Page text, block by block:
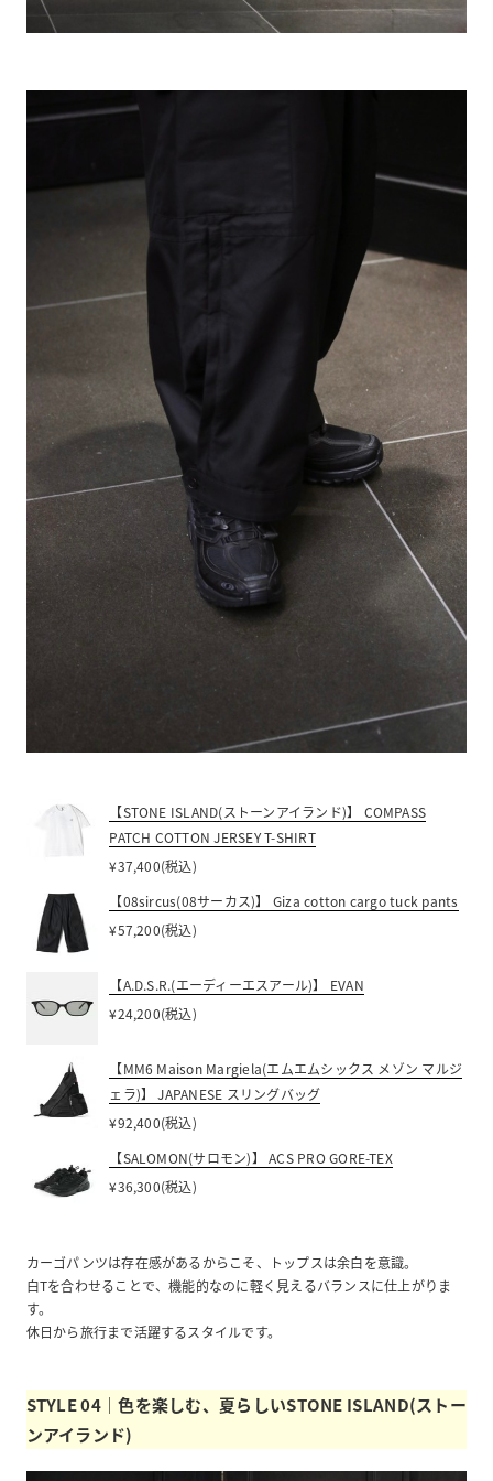
【STONE ISLAND(ストーンアイランド)】 COMPASS
PATCH COTTON JERSEY T-SHIRT
¥37,400(税込)
【08sircus(08サーカス)】 Giza cotton cargo tuck pants
¥57,200(税込)
【A.D.S.R.(エーディーエスアール)】 EVAN
¥24,200(税込)
【MM6 Maison Margiela(エムエムシックス メゾン マルジ
ェラ)】 JAPANESE スリングバッグ
¥92,400(税込)
【SALOMON(サロモン)】 ACS PRO GORE-TEX
¥36,300(税込)
カーゴパンツは存在感があるからこそ、トップスは余白を意識。
白Tを合わせることで、機能的なのに軽く見えるバランスに仕上がりま
す。
休日から旅行まで活躍するスタイルです。
STYLE 04｜色を楽しむ、夏らしいSTONE ISLAND(ストー
ンアイランド)